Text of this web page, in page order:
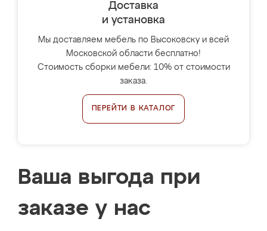
Доставка
и установка
Мы доставляем мебель по Высоковску и всей
Московской области бесплатно!
Стоимость сборки мебели: 10% от стоимости
заказа.
ПЕРЕЙТИ В КАТАЛОГ
Ваша выгода при
заказе у нас